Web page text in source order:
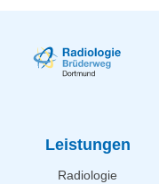
Leistungen
Radiologie